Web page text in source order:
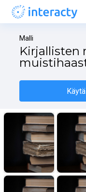
Malli
Kirjallisten